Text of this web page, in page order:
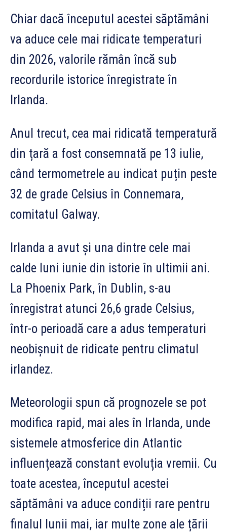
Chiar dacă începutul acestei săptămâni
va aduce cele mai ridicate temperaturi
din 2026, valorile rămân încă sub
recordurile istorice înregistrate în
Irlanda.
Anul trecut, cea mai ridicată temperatură
din țară a fost consemnată pe 13 iulie,
când termometrele au indicat puțin peste
32 de grade Celsius în Connemara,
comitatul Galway.
Irlanda a avut și una dintre cele mai
calde luni iunie din istorie în ultimii ani.
La Phoenix Park, în Dublin, s-au
înregistrat atunci 26,6 grade Celsius,
într-o perioadă care a adus temperaturi
neobișnuit de ridicate pentru climatul
irlandez.
Meteorologii spun că prognozele se pot
modifica rapid, mai ales în Irlanda, unde
sistemele atmosferice din Atlantic
influențează constant evoluția vremii. Cu
toate acestea, începutul acestei
săptămâni va aduce condiții rare pentru
finalul lunii mai, iar multe zone ale țării